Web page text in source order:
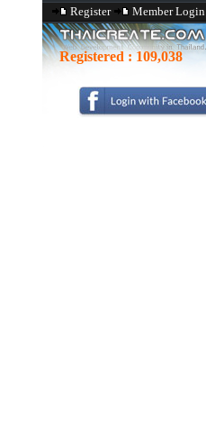
Register Member Login
Registered : 109,038